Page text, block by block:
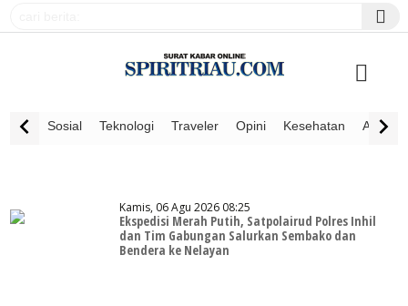
Sosial Teknologi Traveler Opini Kesehatan
Kamis, 06 Agu 2026 08:25
Ekspedisi Merah Putih, Satpolairud Polres Inhil
dan Tim Gabungan Salurkan Sembako dan
Bendera ke Nelayan